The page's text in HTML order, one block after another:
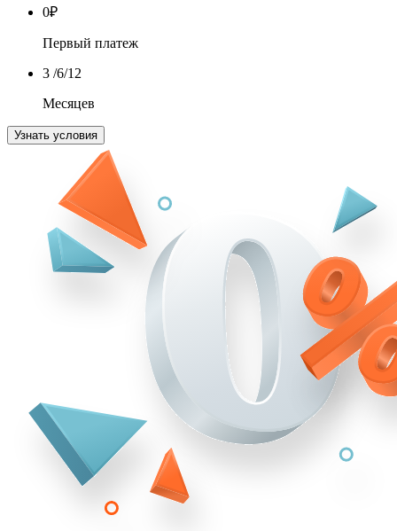
0₽
Первый платеж
3 /6/12
Месяцев
Узнать условия